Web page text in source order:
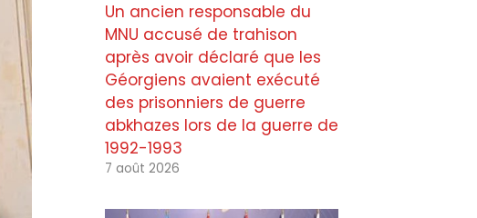
Un ancien responsable du
MNU accusé de trahison
après avoir déclaré que les
Géorgiens avaient exécuté
des prisonniers de guerre
abkhazes lors de la guerre de
1992-1993
7 août 2026